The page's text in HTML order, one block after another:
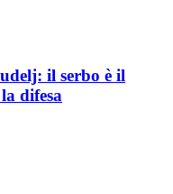
il serbo è il
difesa